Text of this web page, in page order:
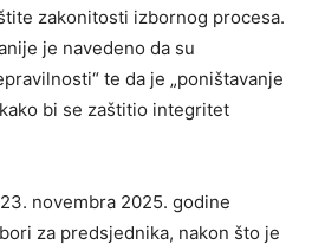
zakonitosti izbornog procesa.
je navedeno da su
te da je „poništavanje
bi se zaštitio integritet
novembra 2025. godine
za predsjednika, nakon što je